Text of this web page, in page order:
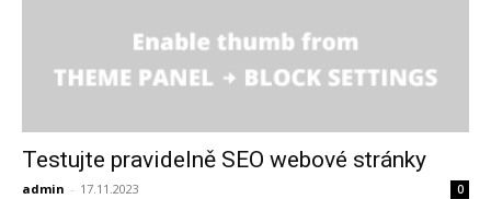
Testujte pravidelně SEO webové stránky
admin - 17.11.2023 0